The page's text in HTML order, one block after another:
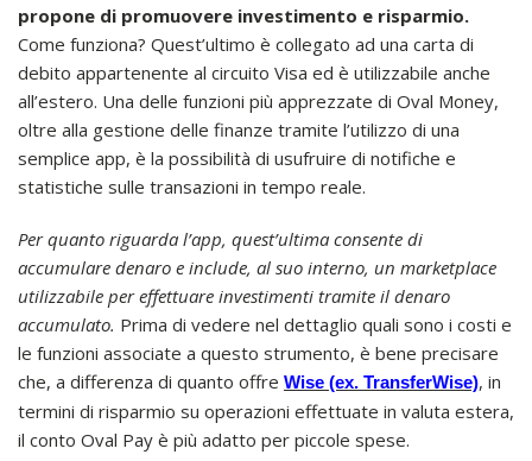
propone di promuovere investimento e risparmio.
Come funziona? Quest’ultimo è collegato ad una carta di
debito appartenente al circuito Visa ed è utilizzabile anche
all’estero. Una delle funzioni più apprezzate di Oval Money,
oltre alla gestione delle finanze tramite l’utilizzo di una
semplice app, è la possibilità di usufruire di notifiche e
statistiche sulle transazioni in tempo reale.
Per quanto riguarda l’app, quest’ultima consente di
accumulare denaro e include, al suo interno, un marketplace
utilizzabile per effettuare investimenti tramite il denaro
accumulato. Prima di vedere nel dettaglio quali sono i costi e
le funzioni associate a questo strumento, è bene precisare
che, a differenza di quanto offre Wise (ex. TransferWise), in
termini di risparmio su operazioni effettuate in valuta estera,
il conto Oval Pay è più adatto per piccole spese.